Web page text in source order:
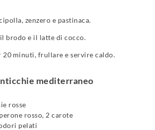
zenzero e pastinaca.
brodo e il latte di cocco.
20 minuti, frullare e servire caldo.
mediterraneo
rosse
rosso, 2 carote
pelati